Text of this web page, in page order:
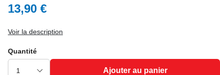
13,90 €
Voir la description
Quantité
Ajouter au panier